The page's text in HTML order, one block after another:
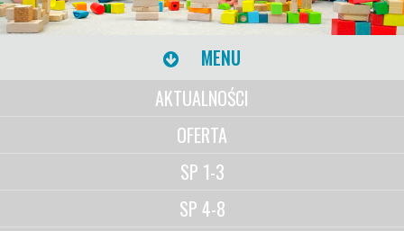
MENU
AKTUALNOŚCI
OFERTA
SP 1-3
SP 4-8